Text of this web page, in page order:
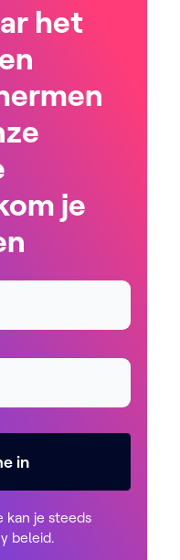
het
je
in
kan je steeds
beleid.